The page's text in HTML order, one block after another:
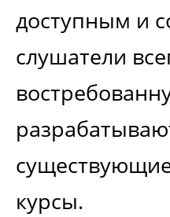
доступным и
слушатели
курсы.